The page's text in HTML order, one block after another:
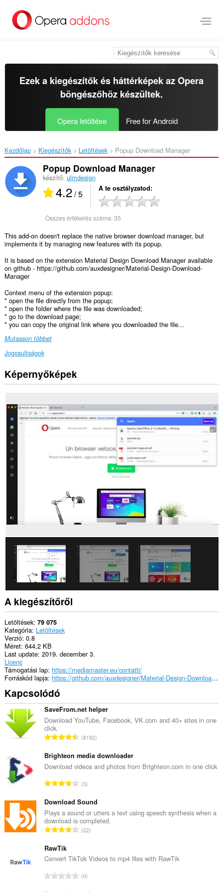
Ezek a kiegészítők és háttérképek azOpera
böngészőhözkészültek.
Opera letöltése Free for Android
Kezdőlap Kiegészítők Letöltések Popup Download Manager‎
Popup Download Manager
készítő: ulmdesign
4.2/ 5 A te osztályzatod
Összes értékelés száma:35
This add-on doesn't replace the native browser download manager, but
implements it by managing new features with its popup.
It is based on the extension Material Design Download Manager available
on github - https://github.com/auxdesigner/Material-Design-Download-
Manager
Context menu of the extension popup:
* open the file directly from the popup;
* open the folder where the file was downloaded;
* go to the download page;
* you can copy the original link where you downloaded the file...
Mutasson többet
Jogosultságok
Ez
a
a
vágólapra
másolt
és
beillesztett
adatokhoz.
This
extension
can
clipboard.
can
create
notifications
and
display
them
to
you
in
the
system
tray.
Ez
a
kiegészítő
a
lapokhoz
a
böngészési
tevékenységhez.
Képernyőképek
A kiegészítőről
Letöltések 79 075
Kategória Letöltések
Verzió 0.8
Méret 644,2 KB
Last update 2019. december 3.
Licenc
Támogatási lap https://mediamaster.eu/contatti/
Forráskód lapja
https://github.com/auxdesigner/Material-Design-Download-Manager
Kapcsolódó
SaveFrom.net helper
Download YouTube, Facebook, VK.com and 40+ sites in one
click.
Ö
s
z
s
r
t
é
k
l
s
8192
Brighteon media downloader
Download videos and photos from Brighteon.com in one click
Ö
s
z
e
s
t
é
k
3
Download Sound
Plays a sound or utters a text using speech synthesis when a
download is completed.
Ö
z
s
22
RawTik
Convert TikTok Videos to mp4 files with RawTik
Ö0